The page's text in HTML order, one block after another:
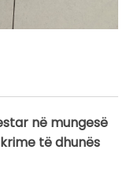
në mungesë
të dhunës